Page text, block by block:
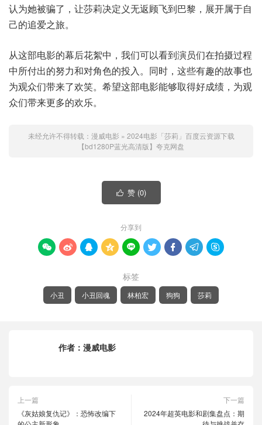
认为她被骗了，让莎莉决定义无返顾飞到巴黎，展开属于自
己的追爱之旅。
从这部电影的幕后花絮中，我们可以看到演员们在拍摄过程
中所付出的努力和对角色的投入。同时，这些有趣的故事也
为观众们带来了欢笑。希望这部电影能够取得好成绩，为观
众们带来更多的欢乐。
未经允许不得转载： 漫威电影 » 2024电影「莎莉」百度云资源下载
【bd1280P蓝光高清版】夸克网盘
 赞 (0)
分享到
        
标签
小丑 小丑回魂 林柏宏 狗狗 莎莉
作者： 漫威电影
上一篇
《灰姑娘复仇记》：恐怖改编下
下一篇
2024年超英电影和剧集盘点：期